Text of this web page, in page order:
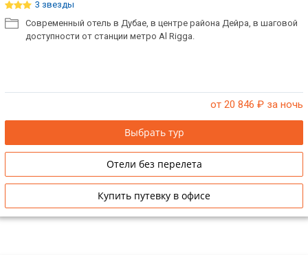
3 звезды
Современный отель в Дубае, в центре района Дейра, в шаговой
доступности от станции метро Al Rigga.
от 20 846 ₽ за ночь
Выбрать тур
Отели без перелета
Купить путевку в офисе